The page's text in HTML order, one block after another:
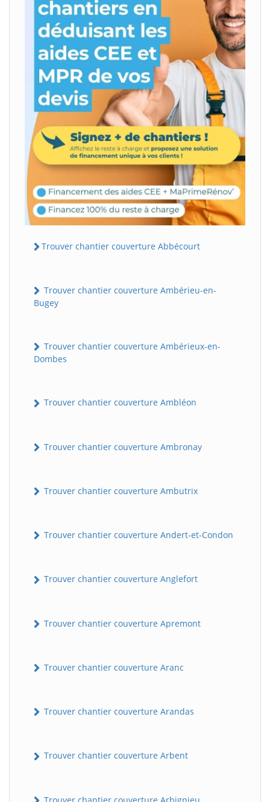
Trouver chantier couverture Abbécourt
Trouver chantier couverture Ambérieu-en-
Bugey
Trouver chantier couverture Ambérieux-en-
Dombes
Trouver chantier couverture Ambléon
Trouver chantier couverture Ambronay
Trouver chantier couverture Ambutrix
Trouver chantier couverture Andert-et-Condon
Trouver chantier couverture Anglefort
Trouver chantier couverture Apremont
Trouver chantier couverture Aranc
Trouver chantier couverture Arandas
Trouver chantier couverture Arbent
Trouver chantier couverture Arbignieu